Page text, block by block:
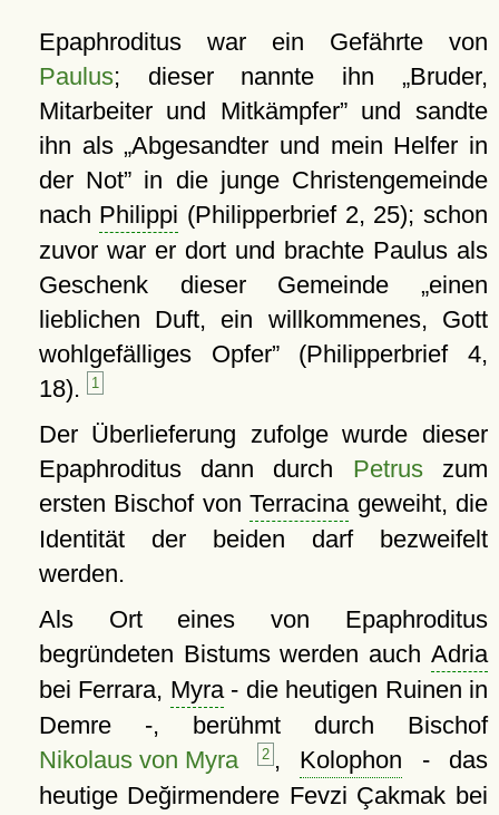
Epaphroditus war ein Gefährte von
Paulus; dieser nannte ihn
Bruder,
Mitarbeiter und Mitkämpfer und sandte
ihn als Abgesandter und mein Helfer in
der Not
in die junge Christengemeinde
nach Philippi (Philipperbrief 2, 25); schon
zuvor war er dort und brachte Paulus als
Geschenk dieser Gemeinde
einen
lieblichen Duft, ein willkommenes, Gott
wohlgefälliges Opfer (Philipperbrief 4,
18).
1
Der Überlieferung zufolge wurde dieser
Epaphroditus dann durch Petruszum
ersten Bischof vonTerracinageweiht, die
Identität der beiden darf bezweifelt
werden.
Als Ort eines von Epaphroditus
begründeten Bistums werden auch Adria
bei Ferrara, Myra- die heutigen Ruinen in
Demre -, berühmt durch Bischof
Nikolaus von Myra
2 , Kolophon - das
heutige Değirmendere Fevzi Çakmak bei